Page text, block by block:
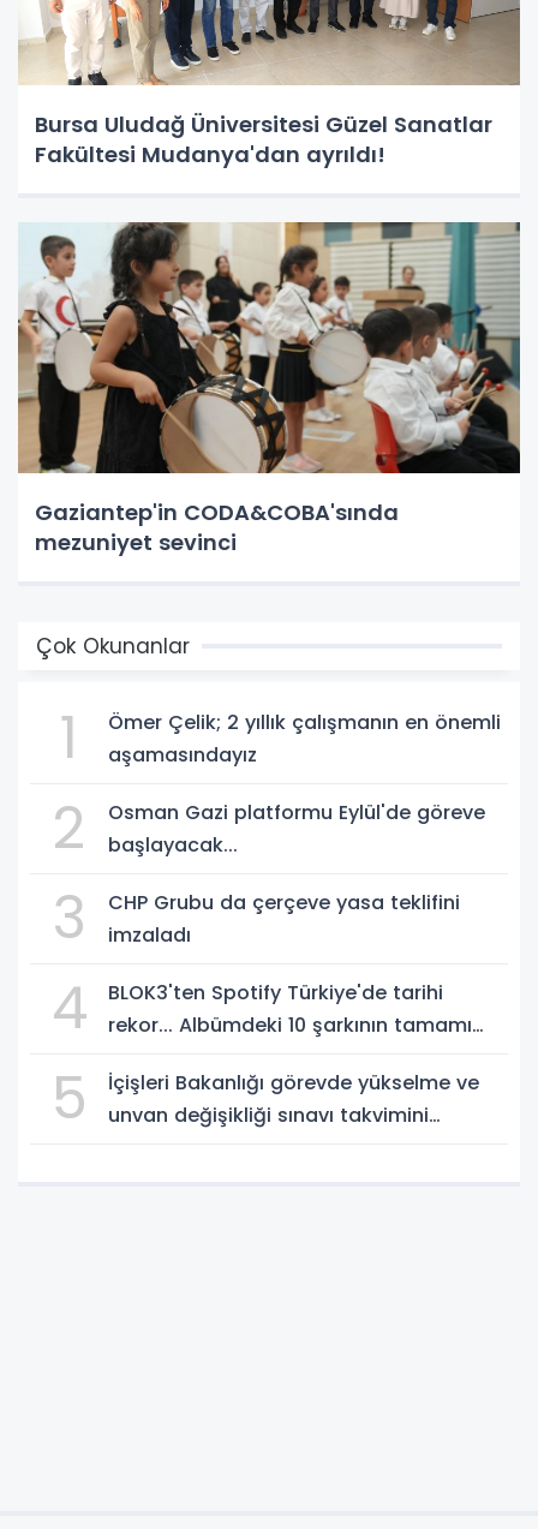
Bursa Uludağ Üniversitesi Güzel Sanatlar
Fakültesi Mudanya'dan ayrıldı!
Gaziantep'in CODA&COBA'sında
mezuniyet sevinci
Çok Okunanlar
1
Ömer Çelik; 2 yıllık çalışmanın en önemli
aşamasındayız
2
Osman Gazi platformu Eylül'de göreve
başlayacak...
3
CHP Grubu da çerçeve yasa teklifini
imzaladı
4
BLOK3'ten Spotify Türkiye'de tarihi
rekor... Albümdeki 10 şarkının tamamı
5
İçişleri Bakanlığı görevde yükselme ve
unvan değişikliği sınavı takvimini